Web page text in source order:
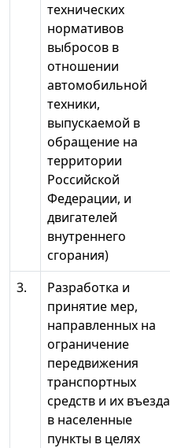
технических
нормативов
выбросов в
отношении
автомобильной
техники,
выпускаемой в
обращение на
территории
Российской
Федерации, и
двигателей
внутреннего
сгорания)
3.
Разработка и
принятие мер,
направленных на
ограничение
передвижения
транспортных
средств и их въезда
в населенные
пункты в целях